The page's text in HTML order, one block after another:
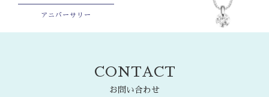
アニバーサリー
CONTACT
お問い合わせ